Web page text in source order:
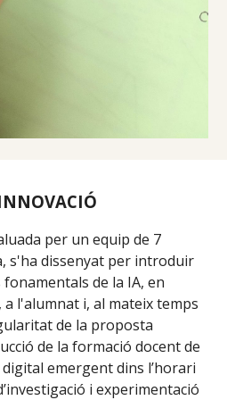
per un equip de 7
s'ha dissenyat per introduir
de la IA, en
l'alumnat i, al mateix temps
de la proposta
de la formació docent de
emergent dins l’horari
i experimentació